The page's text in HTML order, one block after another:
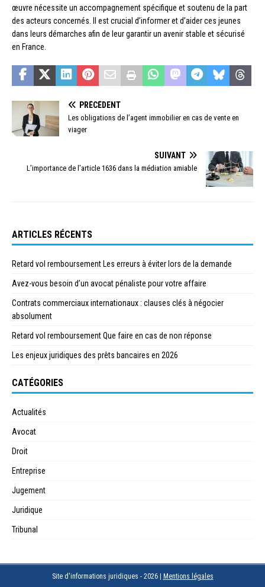
œuvre nécessite un accompagnement spécifique et soutenu de la part
des acteurs concernés. Il est crucial d’informer et d’aider ces jeunes
dans leurs démarches afin de leur garantir un avenir stable et sécurisé
en France.
PRÉCÉDENT
Les obligations de l’agent immobilier en cas de vente en
viager
SUIVANT
L’importance de l’article 1636 dans la médiation amiable
ARTICLES RÉCENTS
Retard vol remboursement Les erreurs à éviter lors de la demande
Avez-vous besoin d’un avocat pénaliste pour votre affaire
Contrats commerciaux internationaux : clauses clés à négocier
absolument
Retard vol remboursement Que faire en cas de non réponse
Les enjeux juridiques des prêts bancaires en 2026
CATÉGORIES
Actualités
Avocat
Droit
Entreprise
Jugement
Juridique
Tribunal
Site d'informations juridiques - 2026 | Mentions légales